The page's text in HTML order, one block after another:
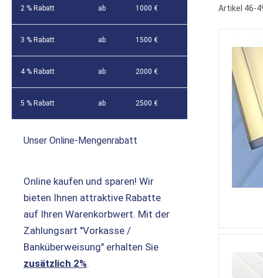
Artikel 46-
2 % Rabatt ab 1000 €
3 % Rabatt ab 1500 €
4 % Rabatt ab 2000 €
5 % Rabatt ab 2500 €
Unser Online-Mengenrabatt
Online kaufen und sparen! Wir
bieten Ihnen attraktive Rabatte
auf Ihren Warenkorbwert. Mit der
Zahlungsart "Vorkasse /
Banküberweisung" erhalten Sie
zusätzlich 2%.